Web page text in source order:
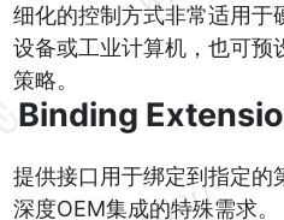
细化的控制方式非常适用于
设备或工业计算机，也可预
策略。
Binding
提供接口用于绑定到指定的
深度OEM集成的特殊需求。